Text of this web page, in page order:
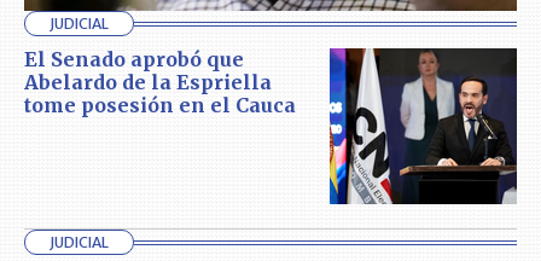
JUDICIAL
El Senado aprobó que
Abelardo de la Espriella
tome posesión en el Cauca
JUDICIAL